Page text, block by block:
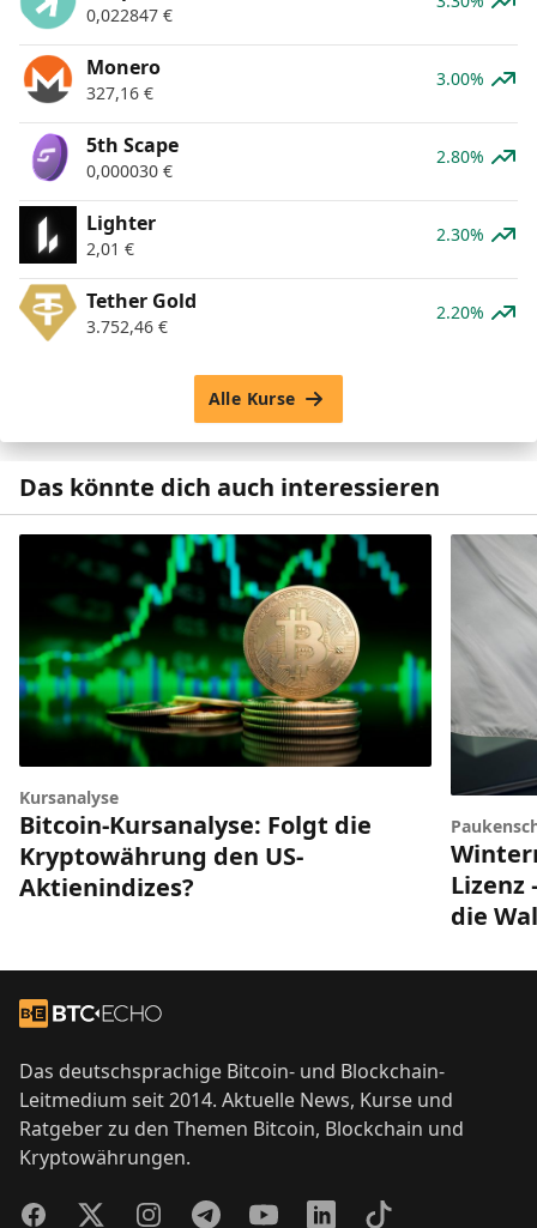
0,022847 €
Monero
327,16 €
3.00%
5th Scape
0,000030 €
2.80%
Lighter
2,01 €
2.30%
Tether Gold
3.752,46 €
2.20%
Alle Kurse
Das könnte dich auch interessieren
Kursanalyse
Bitcoin-Kursanalyse: Folgt die
Kryptowährung den US-
Aktienindizes?
Lizenz
die
Zur Startseite
Das deutschsprachige Bitcoin- und Blockchain-
Leitmedium seit 2014. Aktuelle News, Kurse und
Ratgeber zu den Themen Bitcoin, Blockchain und
Kryptowährungen.
FacebookTwitterInstagramTelegramYouTubeLinkedInTikTok